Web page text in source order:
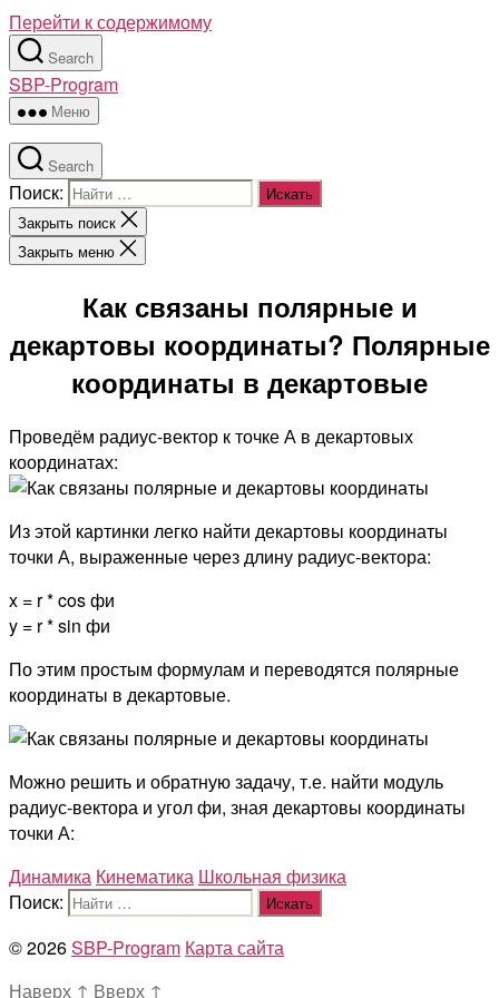
Перейти к содержимому
Search
SBP-Program
Меню
Search
Поиск:
Закрыть поиск
Закрыть меню
Как связаны полярные и
декартовы координаты? Полярные
координаты в декартовые
Проведём радиус-вектор к точке А в декартовых
координатах:
Из этой картинки легко найти декартовы координаты
точки А, выраженные через длину радиус-вектора:
x = r * cos фи
y = r * sin фи
По этим простым формулам и переводятся полярные
координаты в декартовые.
Можно решить и обратную задачу, т.е. найти модуль
радиус-вектора и угол фи, зная декартовы координаты
точки А:
Динамика Кинематика Школьная физика
Поиск:
© 2026SBP-Program Карта сайта
Наверх ↑ Вверх ↑